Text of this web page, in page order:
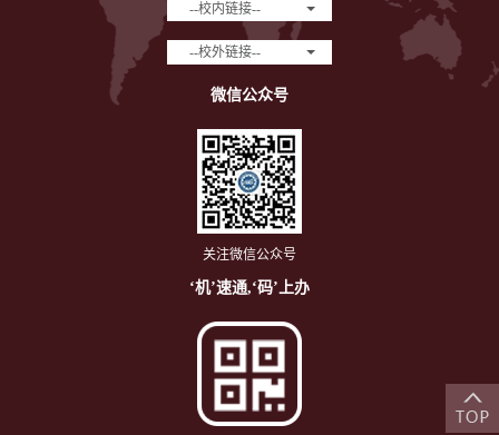
--校内链接--
--校外链接--
微信公众号
关注微信公众号
‘机’速通,‘码’上办